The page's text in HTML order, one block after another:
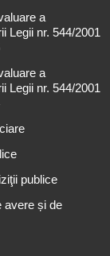
a
Legii nr. 544/2001
a
Legii nr. 544/2001
publice
avere și de